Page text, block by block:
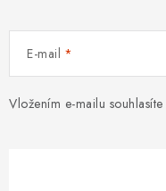
E-mail
Vložením e-mailu souhlasíte